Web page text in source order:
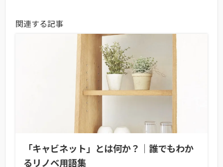
関連する記事
「キャビネット」とは何か？｜誰でもわか
るリノベ用語集